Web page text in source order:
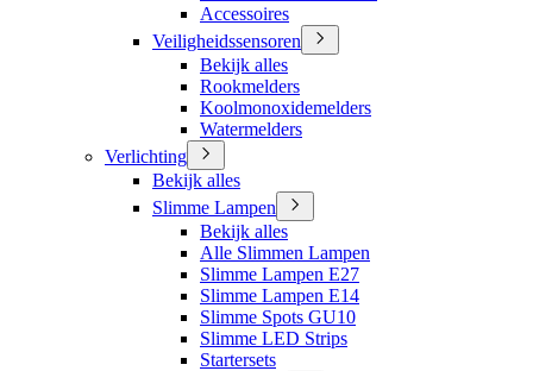
Accessoires
Veiligheidssensoren
Bekijk alles
Rookmelders
Koolmonoxidemelders
Watermelders
Verlichting
Bekijk alles
Slimme Lampen
Bekijk alles
Alle Slimmen Lampen
Slimme Lampen E27
Slimme Lampen E14
Slimme Spots GU10
Slimme LED Strips
Startersets